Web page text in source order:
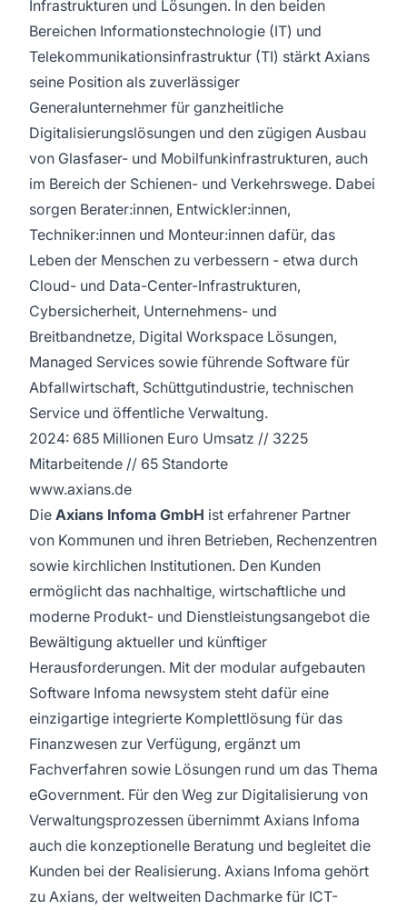
Infrastrukturen und Lösungen. In den beiden
Bereichen Informationstechnologie (IT) und
Telekommunikationsinfrastruktur (TI) stärkt Axians
seine Position als zuverlässiger
Generalunternehmer für ganzheitliche
Digitalisierungslösungen und den zügigen Ausbau
von Glasfaser- und Mobilfunkinfrastrukturen, auch
im Bereich der Schienen- und Verkehrswege. Dabei
sorgen Berater:innen, Entwickler:innen,
Techniker:innen und Monteur:innen dafür, das
Leben der Menschen zu verbessern - etwa durch
Cloud- und Data-Center-Infrastrukturen,
Cybersicherheit, Unternehmens- und
Breitbandnetze, Digital Workspace Lösungen,
Managed Services sowie führende Software für
Abfallwirtschaft, Schüttgutindustrie, technischen
Service und öffentliche Verwaltung.
2024: 685 Millionen Euro Umsatz // 3225
Mitarbeitende // 65 Standorte
www.axians.de
Die Axians Infoma GmbH ist erfahrener Partner
von Kommunen und ihren Betrieben, Rechenzentren
sowie kirchlichen Institutionen. Den Kunden
ermöglicht das nachhaltige, wirtschaftliche und
moderne Produkt- und Dienstleistungsangebot die
Bewältigung aktueller und künftiger
Herausforderungen. Mit der modular aufgebauten
Software Infoma newsystem steht dafür eine
einzigartige integrierte Komplettlösung für das
Finanzwesen zur Verfügung, ergänzt um
Fachverfahren sowie Lösungen rund um das Thema
eGovernment. Für den Weg zur Digitalisierung von
Verwaltungsprozessen übernimmt Axians Infoma
auch die konzeptionelle Beratung und begleitet die
Kunden bei der Realisierung. Axians Infoma gehört
zu Axians, der weltweiten Dachmarke für ICT-